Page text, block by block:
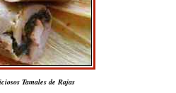
Tamales de Rajas